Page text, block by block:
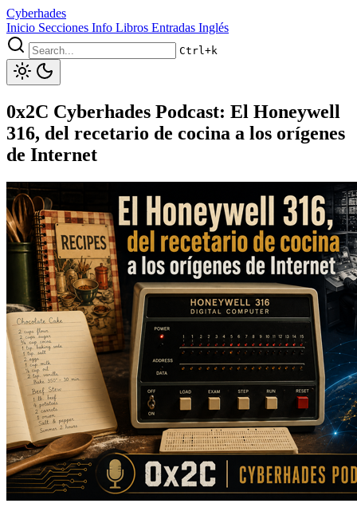
Cyberhades
Inicio Secciones Info Libros Entradas Inglés
Ctrl+k
0x2C Cyberhades Podcast: El Honeywell
316, del recetario de cocina a los orígenes
de Internet